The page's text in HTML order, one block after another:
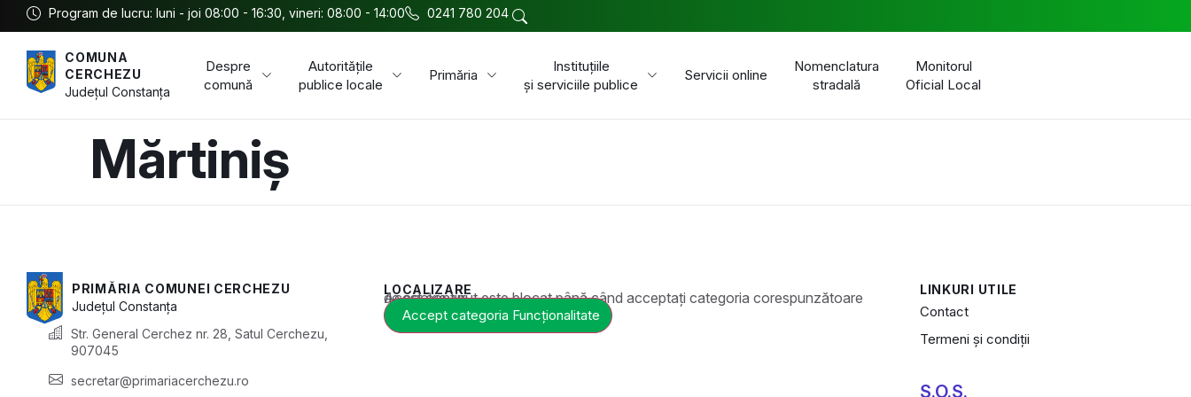
Program de lucru: luni - joi 08:00 - 16:30, vineri: 08:00 - 14:00 0241 780 204
COMUNA
CERCHEZU
JudețulConstanța
Despre
comună
Autoritățile
publice locale
Primăria
Instituțiile
și serviciile publice
Servicii online
Nomenclatura
stradală
Monitorul
Oficial Local
Mărtiniș
PRIMĂRIA COMUNEI CERCHEZU
JudețulConstanța
Str. General Cerchez nr. 28, Satul Cerchezu,
907045
secretar@primariacerchezu.ro
LOCALIZARE
Acest conținut este blocat până când acceptați categoria corespunzătoare de cookie-uri.
Accept categoria Funcționalitate
LINKURI UTILE
Contact
Termeni și condiții
S.O.S.